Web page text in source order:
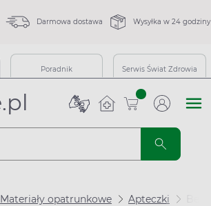
Darmowa dostawa Wysyłka w 24 godziny
Poradnik Serwis Świat Zdrowia
sztuk
Materiały opatrunkowe Apteczki